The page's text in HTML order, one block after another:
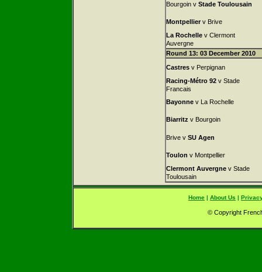
Bourgoin v Stade Toulousain
Montpellierv Brive
La Rochellev Clermont
Auvergne
Round 13: 03 December 2010
Castresv Perpignan
Racing-Métro 92v Stade
Francais
Bayonnev La Rochelle
Biarritz v Bourgoin
Brive v SU Agen
Toulon v Montpellier
Clermont Auvergnev Stade
Toulousain
Home | About Us |
© Copyright